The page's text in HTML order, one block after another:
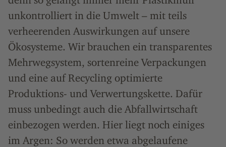
unkontrolliert in die Umwelt – mit teils
verheerenden Auswirkungen auf unsere
Ökosysteme. Wir brauchen ein transparentes
Mehrwegsystem, sortenreine Verpackungen
und eine auf Recycling optimierte
Produktions- und Verwertungskette. Dafür
muss unbedingt auch die Abfallwirtschaft
einbezogen werden. Hier liegt noch einiges
im Argen: So werden etwa abgelaufene